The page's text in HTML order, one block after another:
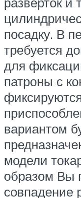
посадку. В
требуется
для
патроны с
вариантом
модели
образом Вы
совпадение